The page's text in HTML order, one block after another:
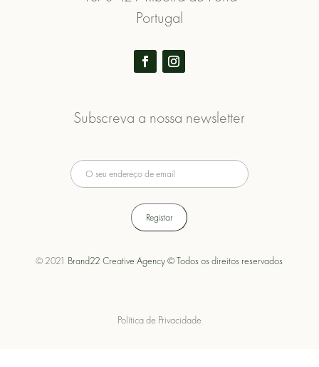
Portugal
Subscreva a nossa newsletter
© 2021 Brand22 Creative Agency © Todos os direitos reservados
Política de Privacidade